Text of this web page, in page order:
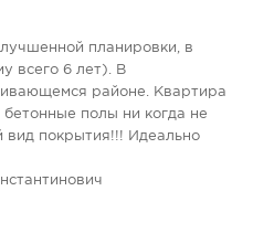
планировки, в
всего 6 лет). В
районе. Квартира
полы ни когда не
вид покрытия!!! Идеально
в этой квартире и так
что можно сразу же